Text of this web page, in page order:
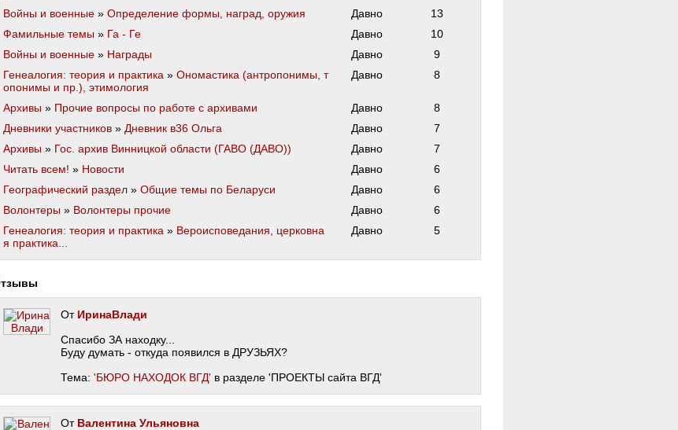
Войны и военные » Определение формы, наград, оружия Давно
13
Фамильные темы » Га - Ге Давно
10
Войны и военные » Награды Давно
9
Генеалогия: теория и практика » Ономастика (антропонимы, т
опонимы и пр.), этимология
Давно 8
Архивы » Прочие вопросы по работе с архивами Давно
8
Дневники участников » Дневник в36 Ольга Давно
7
Архивы » Гос. архив Винницкой области (ГАВО (ДАВО)) Давно
7
Читать всем! » Новости Давно
6
Географический раздел » Общие темы по Беларуси Давно
6
Волонтеры » Волонтеры прочие Давно
6
Генеалогия: теория и практика » Вероисповедания, церковна
я практика...
Давно 5
Отзывы
От ИринаВлади
Спасибо ЗА находку...
Буду думать - откуда появился в ДРУЗЬЯХ?
Тема: 'БЮРО НАХОДОК ВГД' в разделе 'ПРОЕКТЫ сайта ВГД'
От Валентина Ульяновна